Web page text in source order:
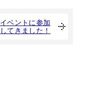
イベントに参加
してきました！